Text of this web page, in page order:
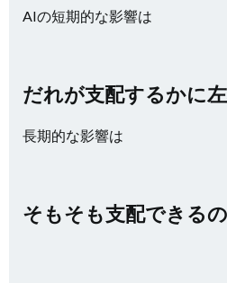
AIの短期的な影響は
だれが支配するかに左
長期的な影響は
そもそも支配できる